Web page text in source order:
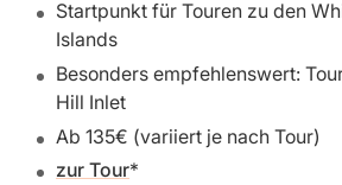
Startpunkt für Touren zu den
Islands
Besonders empfehlenswert:
Hill Inlet
Ab 135€ (variiert je nach Tour)
zur Tour